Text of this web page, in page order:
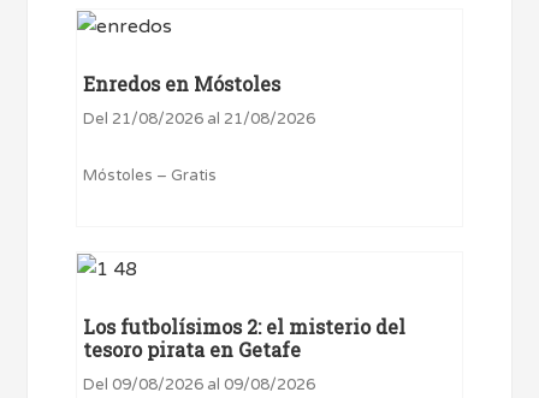
Enredos en Móstoles
Del 21/08/2026 al 21/08/2026
Móstoles – Gratis
Los futbolísimos 2: el misterio del
tesoro pirata en Getafe
Del 09/08/2026 al 09/08/2026